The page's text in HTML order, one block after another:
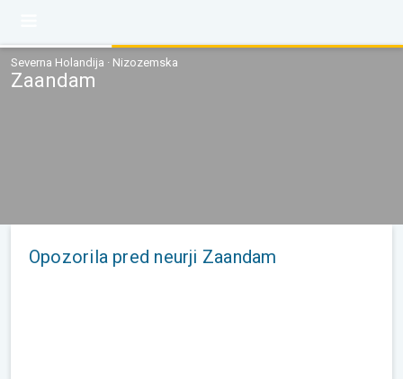
Severna Holandija · Nizozemska
Zaandam
Opozorila pred neurji Zaandam